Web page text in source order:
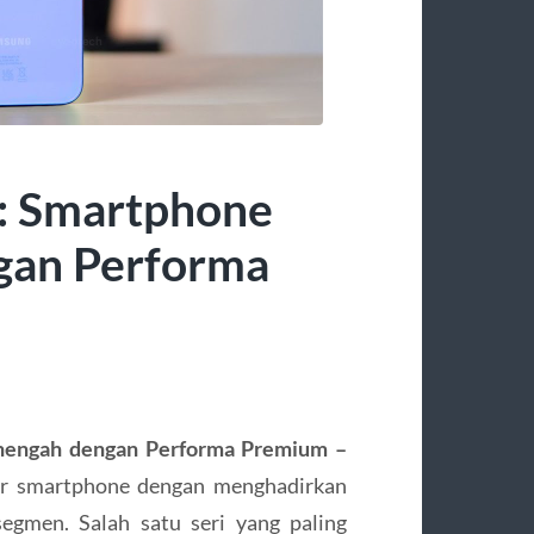
Smartphone
Performa
dengan Performa Premium –
smartphone dengan menghadirkan
Salah satu seri yang paling